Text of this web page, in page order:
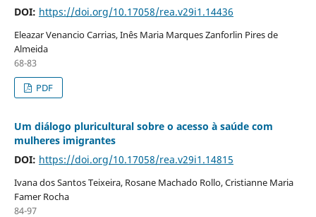
DOI: https://doi.org/10.17058/rea.v29i1.14436
Eleazar Venancio Carrias, Inês Maria Marques Zanforlin Pires de
Almeida
68-83
PDF
Um diálogo pluricultural sobre o acesso à saúde com
mulheres imigrantes
DOI: https://doi.org/10.17058/rea.v29i1.14815
Ivana dos Santos Teixeira, Rosane Machado Rollo, Cristianne Maria
Famer Rocha
84-97